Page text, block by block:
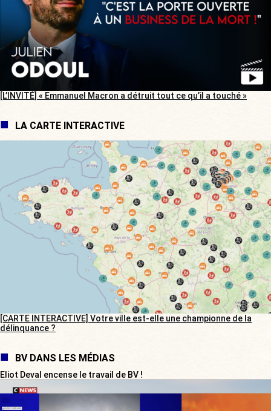
[L’INVITÉ] « Emmanuel Macron a détruit tout ce qu’il a touché »
LA CARTE INTERACTIVE
[CARTE INTERACTIVE] Votre ville est-elle une championne de la
délinquance ?
BV DANS LES MÉDIAS
Eliot Deval encense le travail de BV !